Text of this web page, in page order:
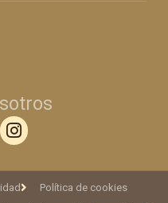
Política de cookies